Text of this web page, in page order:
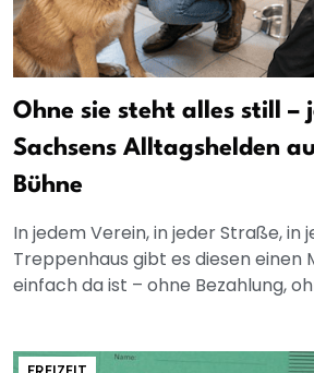
Ohne sie steht alles still –
Sachsens Alltagshelden
Bühne
In jedem Verein, in jeder Straße, in
Treppenhaus gibt es diesen einen
einfach da ist – ohne Bezahlung,